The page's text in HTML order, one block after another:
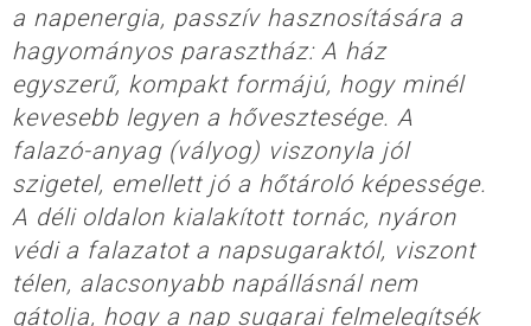
a napenergia, passzív hasznosítására a
hagyományos parasztház: A ház
egyszerű, kompakt formájú, hogy minél
kevesebb legyen a hővesztesége. A
falazó-anyag (vályog) viszonyla jól
szigetel, emellett jó a hőtároló képessége.
A déli oldalon kialakított tornác, nyáron
védi a falazatot a napsugaraktól, viszont
télen, alacsonyabb napállásnál nem
gátolja, hogy a nap sugarai felmelegítsék